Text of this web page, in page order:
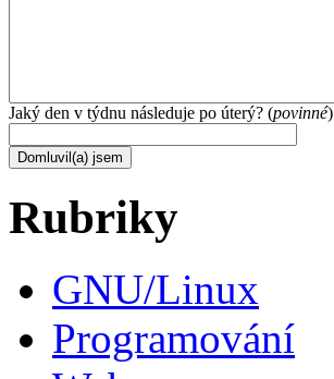
Jaký den v týdnu následuje po úterý? (povinné)
Rubriky
GNU/Linux
Programování